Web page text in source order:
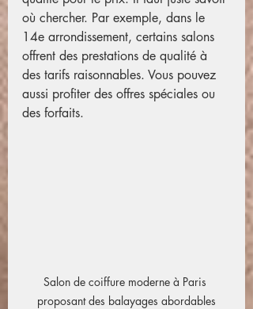
où chercher. Par exemple, dans le
14e arrondissement, certains salons
offrent des prestations de qualité à
des tarifs raisonnables. Vous pouvez
aussi profiter des offres spéciales ou
des forfaits.
Salon de coiffure moderne à Paris
proposant des balayages abordables